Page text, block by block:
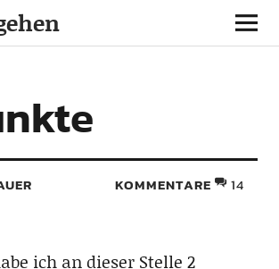
KOMMENTARE 14
ich an dieser Stelle 2